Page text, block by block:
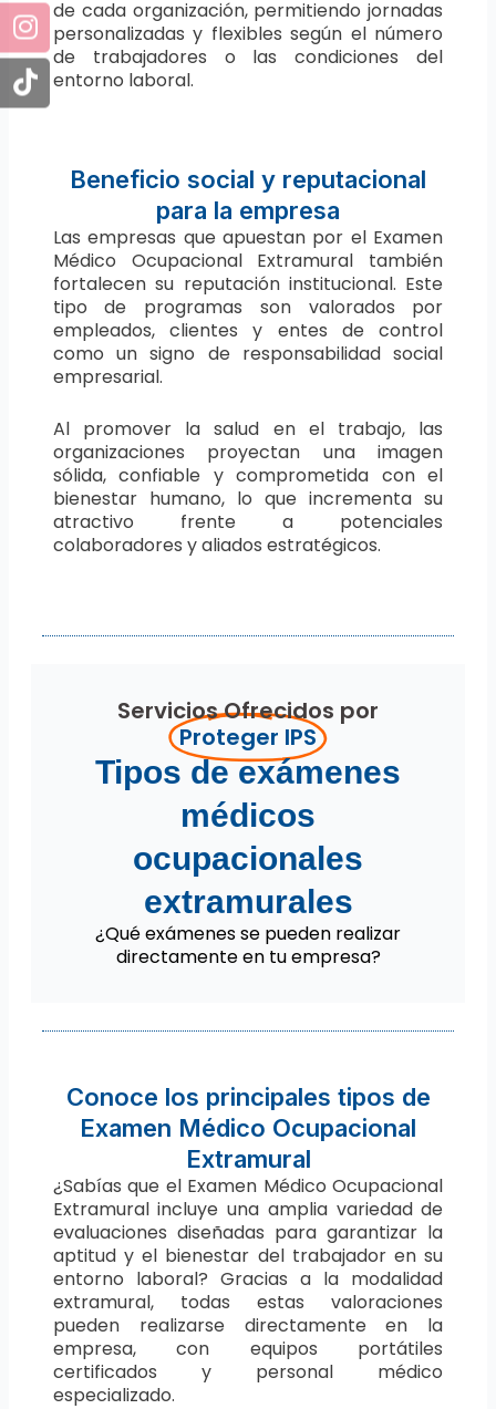
de cada organización, permitiendo jornadas
personalizadas y flexibles según el número
de trabajadores o las condiciones del
entorno laboral.
Beneficio social y reputacional
para la empresa
Las empresas que apuestan por el Examen
Médico Ocupacional Extramural también
fortalecen su reputación institucional. Este
tipo de programas son valorados por
empleados, clientes y entes de control
como un signo de responsabilidad social
empresarial.
Al promover la salud en el trabajo, las
organizaciones proyectan una imagen
sólida, confiable y comprometida con el
bienestar humano, lo que incrementa su
atractivo frente a potenciales
colaboradores y aliados estratégicos.
Servicios Ofrecidos por
Proteger IPS
Tipos de exámenes
médicos
ocupacionales
extramurales
¿Qué exámenes se pueden realizar
directamente en tu empresa?
Conoce los principales tipos de
Examen Médico Ocupacional
Extramural
¿Sabías que el Examen Médico Ocupacional
Extramural incluye una amplia variedad de
evaluaciones diseñadas para garantizar la
aptitud y el bienestar del trabajador en su
entorno laboral? Gracias a la modalidad
extramural, todas estas valoraciones
pueden realizarse directamente en la
empresa, con equipos portátiles
certificados y personal médico
especializado.